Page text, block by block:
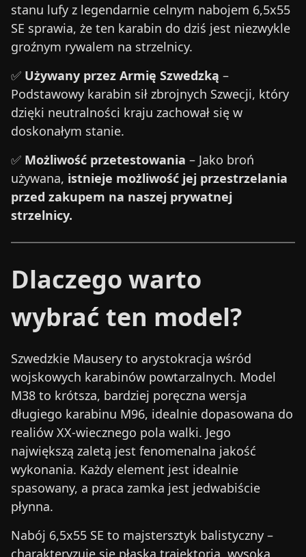
stanu lufy z legendarnie celnym nabojem 6,5x55
SE sprawia, że ten karabin do dziś jest niezwykle
groźnym rywalem na strzelnicy.
✅ Używany przez Armię Szwedzką –
Podstawowy karabin sił zbrojnych Szwecji, który
dzięki neutralności kraju zachował się w
doskonałym stanie.
✅ Możliwość przetestowania – Jako broń
używana, istnieje możliwość jej przestrzelania
przed zakupem na naszej prywatnej
strzelnicy.
Dlaczego warto
wybrać ten model?
Szwedzkie Mausery to arystokracja wśród
wojskowych karabinów powtarzalnych. Model
M38 to krótsza, bardziej poręczna wersja
długiego karabinu M96, idealnie dopasowana do
realiów XX-wiecznego pola walki. Jego
największą zaletą jest fenomenalna jakość
wykonania. Każdy element jest idealnie
spasowany, a praca zamka jest jedwabiście
płynna.
Nabój 6,5x55 SE to majstersztyk balistyczny –
charakteryzuje się płaską trajektorią, wysoką